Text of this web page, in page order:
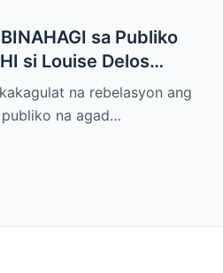
sa Publiko
si Louise Delos
na rebelasyon ang
na agad…